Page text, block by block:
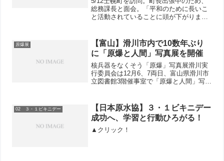
総務課長と面会。「平和のために長いこ
と活動されていることに頭が下がりま
の部隊は、より条件のいい地に移って行
ったが、この部隊は日露...
原爆展
【富山】滑川市内で10数年ぶり
に「原爆と人間」写真展を開催
核兵器をなくそう「原爆」写真展滑川実
行委員会は12月6、7両日、富山県滑川市
立図書館3階催事室で「原爆と人間」写真
取りつけたことで会場が市立図書館とな
りました。「北日...
02 ３・１ビキニデー
【日本原水協】３・１ビキニデー
成功へ、学習と行動ひろがる！
▲クリック！